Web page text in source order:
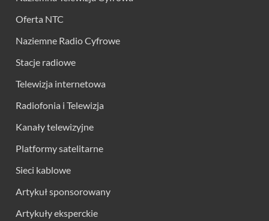
Oferta NTC
Naziemne Radio Cyfrowe
Stacje radiowe
Telewizja internetowa
Radiofonia i Telewizja
Kanały telewizyjne
Platformy satelitarne
Sieci kablowe
Artykuł sponsorowany
Artykuły eksperckie